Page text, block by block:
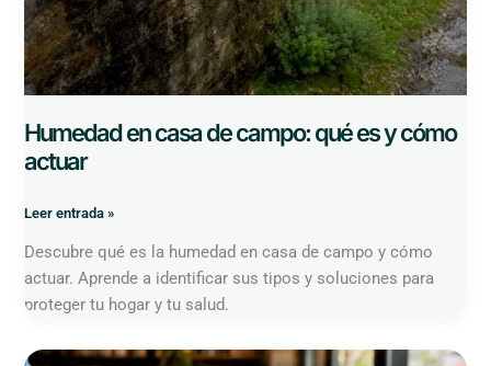
Humedad en casa de campo: qué es y cómo
actuar
cómo
actuar
Leer entrada »
Descubre qué es la humedad en casa de campo y cómo
actuar. Aprende a identificar sus tipos y soluciones para
proteger tu hogar y tu salud.
del